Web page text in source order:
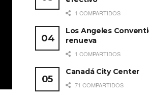
1 COMPARTIDOS
Los Angeles
renueva
1 COMPARTIDOS
Canadá City Center
71 COMPARTIDOS